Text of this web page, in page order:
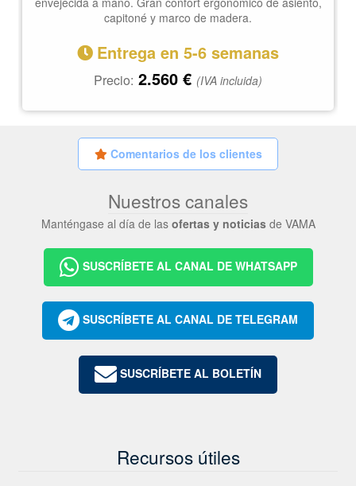
capitoné y marco de madera.
Entrega en 5-6 semanas
Precio: 2.560 € (IVA incluida)
Comentarios de los clientes
Nuestros canales
Manténgase al día de las ofertas y noticiasde VAMA
SUSCRÍBETE AL CANAL DE WHATSAPP
SUSCRÍBETE AL CANAL DE TELEGRAM
SUSCRÍBETE AL BOLETÍN
Recursos útiles